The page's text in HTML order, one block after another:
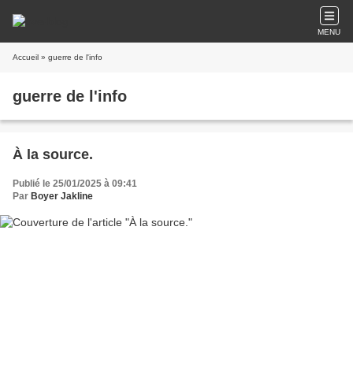
MENU
Accueil » guerre de l'info
guerre de l'info
À la source.
Publié le 25/01/2025 à 09:41
Par Boyer Jakline